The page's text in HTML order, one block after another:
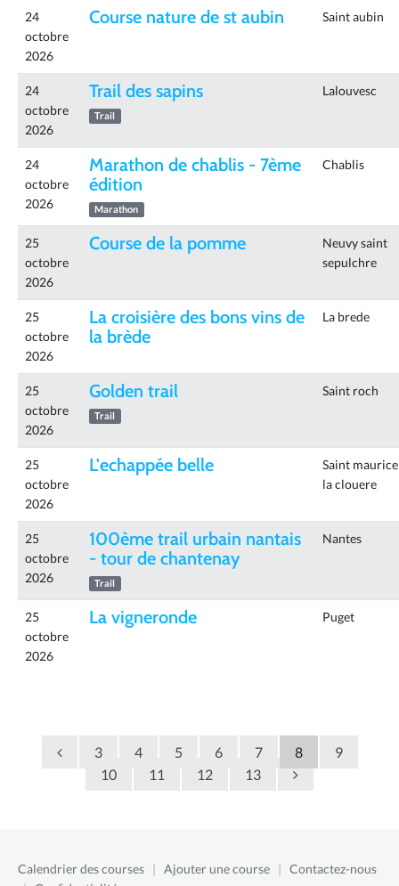
24
octobre
2026
Course nature de st aubin Saint aubin
24
octobre
2026
Trail des sapins
Trail
Lalouvesc
24
octobre
2026
Marathon de chablis - 7ème
édition
Marathon
Chablis
25
octobre
2026
Course de la pomme
Neuvy saint
sepulchre
25
octobre
2026
La croisière des bons vins de
la brède
La brede
25
octobre
2026
Golden trail
Trail
Saint roch
25
octobre
2026
L'echappée belle
Saint maurice
la clouere
25
octobre
2026
100ème trail urbain nantais
- tour de chantenay
Trail
Nantes
25
octobre
2026
La vigneronde Puget
3 4 5 6 7 8
9
10
11 12 13
Calendrier des courses | Ajouter une course | Contactez-nous